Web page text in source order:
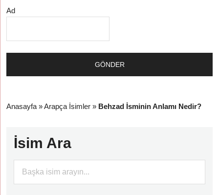
Ad
Anasayfa »Arapça İsimler » Behzad İsminin Anlamı Nedir?
İsim Ara